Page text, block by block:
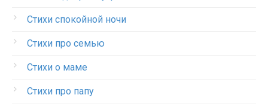
Стихи спокойной ночи
Стихи про семью
Стихи о маме
Стихи про папу